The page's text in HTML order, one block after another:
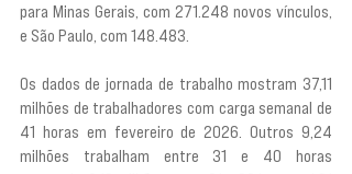
para Minas Gerais, com 271.248 novos vínculos,
e São Paulo, com 148.483.
Os dados de jornada de trabalho mostram 37,11
milhões de trabalhadores com carga semanal de
41 horas em fevereiro de 2026. Outros 9,24
milhões trabalham entre 31 e 40 horas